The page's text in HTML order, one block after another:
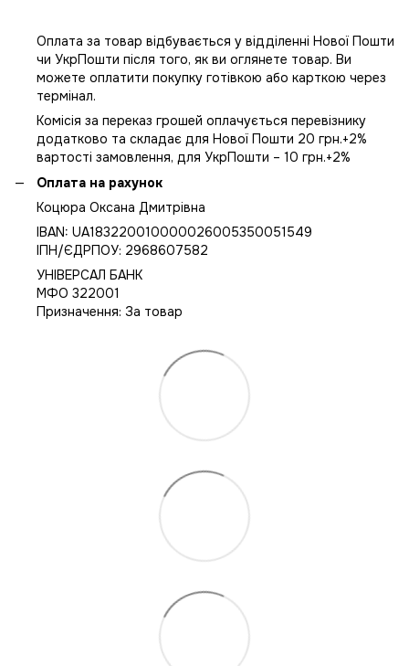
Оплата за товар відбувається у відділенні Нової Пошти
чи УкрПошти після того, як ви оглянете товар. Ви
можете оплатити покупку готівкою або карткою через
термінал.
Комісія за переказ грошей оплачується перевізнику
додатково та складає для Нової Пошти 20 грн.+2%
вартості замовлення, для УкрПошти – 10 грн.+2%
Оплата на рахунок
Коцюра Оксана Дмитрівна
IBAN: UA183220010000026005350051549
IПН/ЄДРПОУ: 2968607582
УНІВЕРСАЛ БАНК
МФО 322001
Призначення: За товар